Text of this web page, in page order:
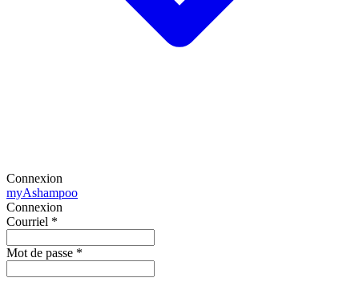
Connexion
myAshampoo
Connexion
Courriel *
Mot de passe *